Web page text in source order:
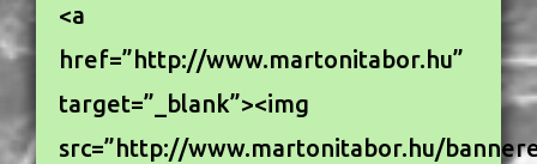
<a
href=”http://www.martonitabor.hu”
target=”_blank”><img
src=”http://www.martonitabor.hu/